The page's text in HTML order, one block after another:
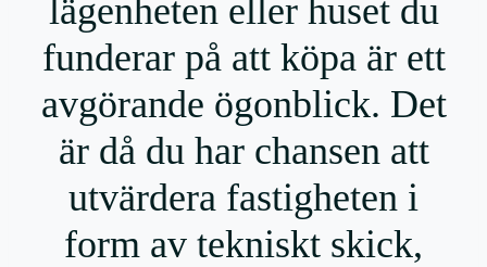
lägenheten eller huset du
funderar på att köpa är ett
avgörande ögonblick. Det
är då du har chansen att
utvärdera fastigheten i
form av tekniskt skick,